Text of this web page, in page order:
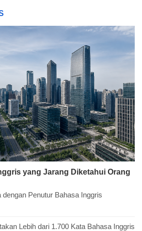
yang Jarang Diketahui Orang
Penutur Bahasa Inggris
Lebih dari 1.700 Kata Bahasa Inggris